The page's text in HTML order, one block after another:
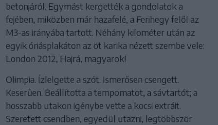
betonjáról. Egymást kergették a gondolatok a
fejében, miközben már hazafelé, a Ferihegy felől az
M3-as irányába tartott. Néhány kilométer után az
egyik óriásplakáton az öt karika nézett szembe vele:
London 2012, Hajrá, magyarok!
Olimpia. Ízlelgette a szót. Ismerősen csengett.
Keserűen. Beállította a tempomatot, a sávtartót; a
hosszabb utakon igénybe vette a kocsi extráit.
Szeretett csendben, egyedül utazni, legtöbbször